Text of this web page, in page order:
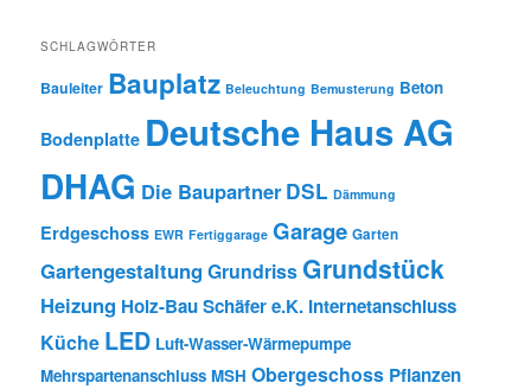
SCHLAGWÖRTER
Bauleiter Bauplatz Beleuchtung Bemusterung Beton
Bodenplatte Deutsche Haus AG
DHAG Die Baupartner DSL Dämmung
Erdgeschoss EWR Fertiggarage Garage Garten
Gartengestaltung Grundriss Grundstück
Heizung Holz-Bau Schäfer e.K. Internetanschluss
Küche LED Luft-Wasser-Wärmepumpe
Mehrspartenanschluss MSH Obergeschoss Pflanzen